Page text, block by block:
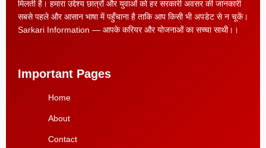
मिलती है। हमारा उद्देश्य छात्रों और युवाओं को हर सरकारी अवसर की जानकारी
सबसे पहले और आसान भाषा में पहुँचाना है ताकि आप किसी भी अपडेट से न चूकें।
Sarkari Information — आपके करियर और योजनाओं का सच्चा साथी।।
Important Pages
Home
About
Contact